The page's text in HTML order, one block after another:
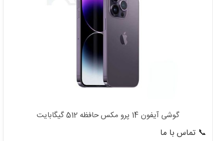
گوشی آیفون 14 پرو مکس حافظه 512 گیگابایت
📞 تماس با ما